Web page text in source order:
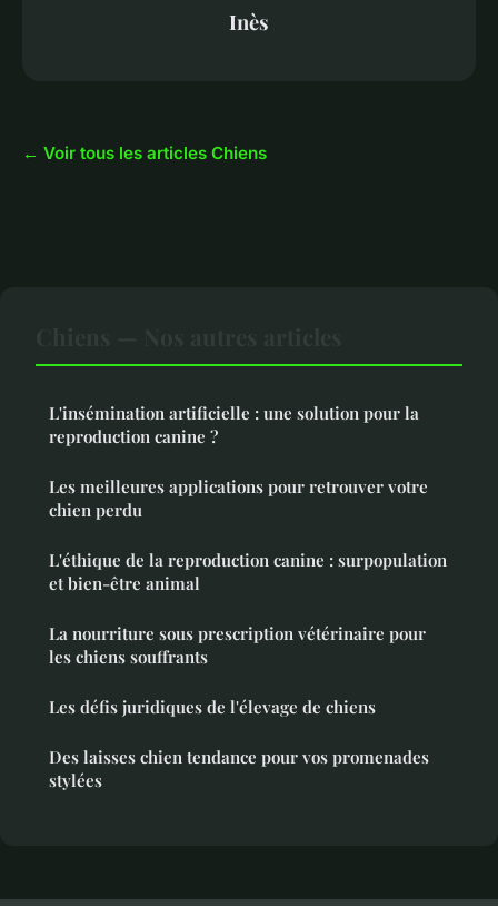
Inès
← Voir tous les articles Chiens
L'insémination artificielle : une solution pour la
reproduction canine ?
Les meilleures applications pour retrouver votre
chien perdu
L'éthique de la reproduction canine : surpopulation
et bien-être animal
La nourriture sous prescription vétérinaire pour
les chiens souffrants
Les défis juridiques de l'élevage de chiens
Des laisses chien tendance pour vos promenades
stylées